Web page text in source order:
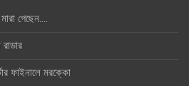
গেছেন….
ফাইনালে মরক্কো